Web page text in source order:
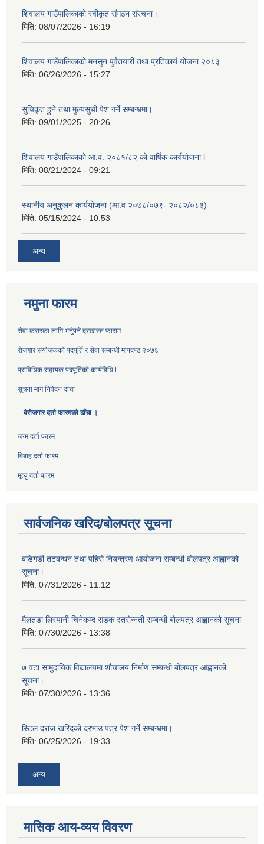
शिवालय गाउँपालिकाको स्वीकृत संगठन संरचना।
मिति: 08/07/2026 - 16:19
शिवालय गाउँपालिकाको मनसुन पुर्वतयारी तथा प्रतिकार्य योजना २०८३
मिति: 06/26/2026 - 15:27
सुचिकृत हुने तथा मुल्यसुची पेश गर्ने सम्बन्धमा।
मिति: 09/01/2025 - 20:26
शिवालय गाउँपालिकाको आ.व. २०८१/८२ को वार्षिक कार्ययोजना l
मिति: 08/21/2024 - 09:21
स्थानीय अनुकुलन कार्ययोजना (आ.व २०७८/०७९- २०८२/०८३)
मिति: 05/15/2024 - 10:53
अन्य
नमुना फारम
सेवा करारका लागि भर्नुपर्ने दरखास्त फाराम
रोजगार संयोजकको पदपूर्ति र सेवा सम्बन्धी मापदण्ड २०७६
प्राविधिक सहायक पदपूर्तिको कार्यविधि l
सूचना माग निवेदन दांचा
बेरोजगार दर्ता फारमको ढाँचा ।
जन्म दर्ता फारम
बिबाह दर्ता फारम
मृत्यु दर्ता फारम
सार्वजनिक खरिद/बोलपत्र सूचना
बडिगडी तटबन्धन तथा पहिरो नियन्त्रण आयोजना सम्बन्धी बोलपत्र आह्वानको
सूचना।
मिति: 07/31/2026 - 11:12
मैलतडा लिस्पानी चिनेकम्द सडक स्तरोन्नती सम्बन्धी बोलपत्र आह्वानको सूचना
मिति: 07/30/2026 - 13:38
७ वटा सामुदायिक विद्यालयमा शौचालय निर्माण सम्बन्धी बोलपत्र आह्वानको
सूचना।
मिति: 07/30/2026 - 13:36
स्टिल दराज खरिदको दरभाउ पत्र पेश गर्ने सम्बन्धमा।
मिति: 06/25/2026 - 19:33
अन्य
मासिक आय-व्यय विवरण